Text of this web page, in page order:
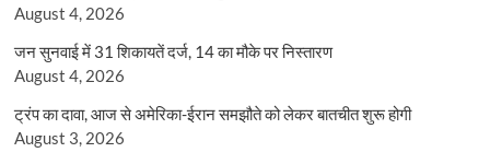
August 4, 2026
जन सुनवाई में 31 शिकायतें दर्ज, 14 का मौके पर निस्तारण
August 4, 2026
ट्रंप का दावा, आज से अमेरिका-ईरान समझौते को लेकर बातचीत शुरू होगी
August 3, 2026